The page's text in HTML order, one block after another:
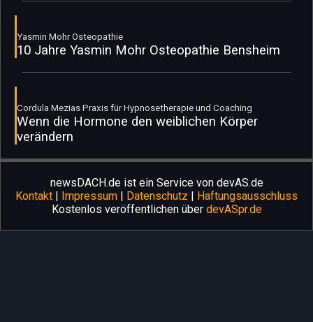
Yasmin Mohr Osteopathie
10 Jahre Yasmin Mohr Osteopathie Bensheim
Cordula Mezias Praxis für Hypnosetherapie und Coaching
Wenn die Hormone den weiblichen Körper
verändern
newsDACH.de ist ein Service von devAS.de
Kontakt | Impressum | Datenschutz | Haftungsausschluss
Kostenlos veröffentlichen über devASpr.de